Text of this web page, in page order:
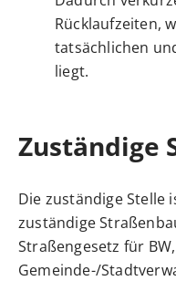
Rücklaufzeiten,
tatsächlichen
liegt.
Zuständige
Die zuständige Stelle
zuständige
Straßengesetz für
Gemeinde-/